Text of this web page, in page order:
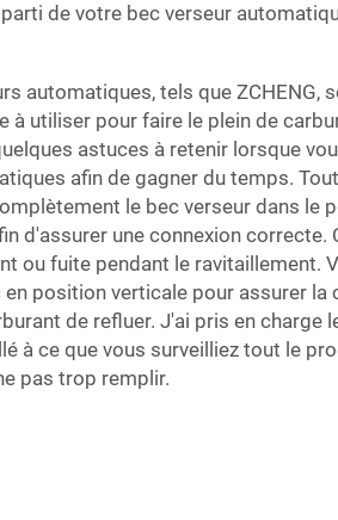
de votre bec verseur
automatiques, tels que ZCHENG,
à utiliser pour faire le plein de
astuces à retenir lorsque
afin de gagner du temps.
le bec verseur dans le
d'assurer une connexion correcte.
ou fuite pendant le ravitaillement.
en position verticale pour assurer la
de refluer. J'ai pris en charge
à ce que vous surveilliez tout le
pas trop remplir.